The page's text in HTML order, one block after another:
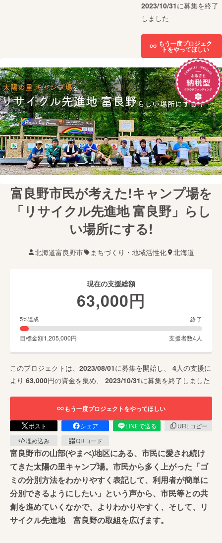
2023/10/31に募集を終了
しました
もう一度プロジェク
トをやってほしい
富良野市民が考えた!キャンプ場を
「リサイクル先進地 富良野」らし
い場所にする!
北海道富良野市 まちづくり・地域活性化 北海道
現在の支援総額
63,000円
5%達成 終了
目標金額1,205,000円 支援者数4人
このプロジェクトは、 2023/08/01に募集を開始し、 4人の支援に
より 63,000円の資金を集め、 2023/10/31に募集を終了しました
もう一度プロジェクトをやってほしい
ポスト シェア LINEで送る
URLコピー
埋め込み
QRコード
富良野市の山部(やまべ)地区にある、市民に愛され続け
てきた太陽の里キャンプ場。市民から多く上がった「ゴ
ミの分別方法をわかりやすく表記して、利用者が簡単に
分別できるようにしたい」という声から、市民等との共
創を進めていくなかで、よりわかりやすく、そして、リ
サイクル先進地 富良野の取組を広げます。